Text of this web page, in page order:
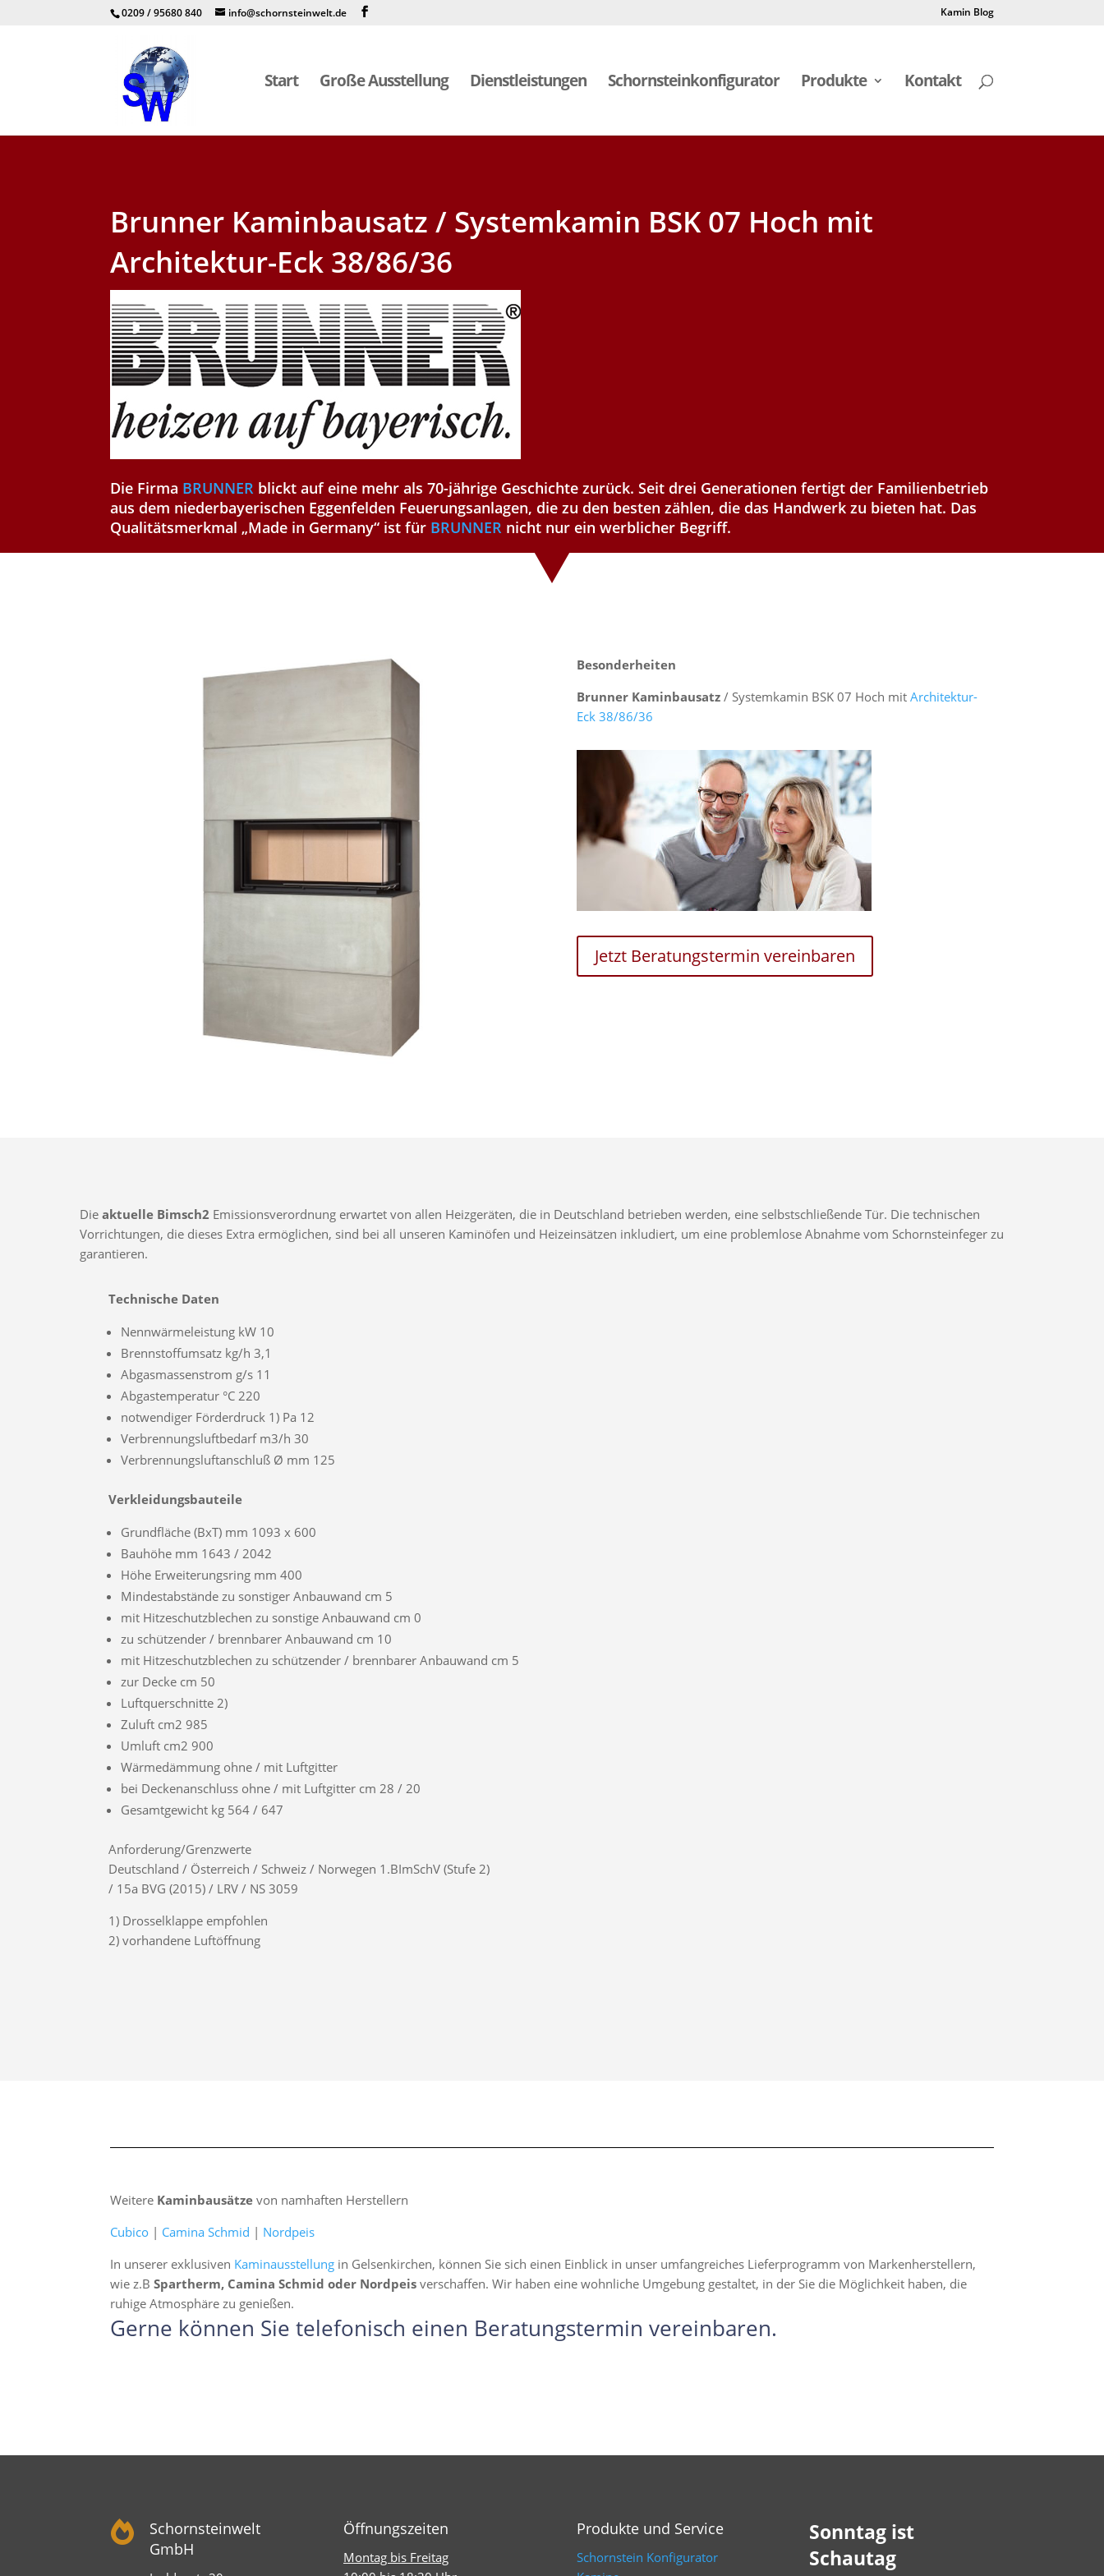
0209 / 95680 840 info@schornsteinwelt.de Kamin Blog
Start Große Ausstellung Dienstleistungen Schornsteinkonfigurator Produkte Kontakt
Brunner Kaminbausatz / Systemkamin BSK 07 Hoch mit
Architektur-Eck 38/86/36
Die Firma BRUNNER blickt auf eine mehr als 70-jährige Geschichte zurück. Seit drei Generationen fertigt der Familienbetrieb
aus dem niederbayerischen Eggenfelden Feuerungsanlagen, die zu den besten zählen, die das Handwerk zu bieten hat. Das
Qualitätsmerkmal „Made in Germany“ ist für BRUNNER nicht nur ein werblicher Begriff.
Besonderheiten
Brunner Kaminbausatz/ Systemkamin BSK 07 Hoch mit Architektur-
Eck 38/86/36
Jetzt Beratungstermin vereinbaren
Die aktuelle Bimsch2 Emissionsverordnung erwartet von allen Heizgeräten, die in Deutschland betrieben werden, eine selbstschließende Tür. Die technischen
Vorrichtungen, die dieses Extra ermöglichen, sind bei all unseren Kaminöfen und Heizeinsätzen inkludiert, um eine problemlose Abnahme vom Schornsteinfeger zu
garantieren.
Technische Daten
Nennwärmeleistung kW 10
Brennstoffumsatz kg/h 3,1
Abgasmassenstrom g/s 11
Abgastemperatur °C 220
notwendiger Förderdruck 1) Pa 12
Verbrennungsluftbedarf m3/h 30
Verbrennungsluftanschluß Ø mm 125
Verkleidungsbauteile
Grundfläche (BxT) mm 1093 x 600
Bauhöhe mm 1643 / 2042
Höhe Erweiterungsring mm 400
Mindestabstände zu sonstiger Anbauwand cm 5
mit Hitzeschutzblechen zu sonstige Anbauwand cm 0
zu schützender / brennbarer Anbauwand cm 10
mit Hitzeschutzblechen zu schützender / brennbarer Anbauwand cm 5
zur Decke cm 50
Luftquerschnitte 2)
Zuluft cm2 985
Umluft cm2 900
Wärmedämmung ohne / mit Luftgitter
bei Deckenanschluss ohne / mit Luftgitter cm 28 / 20
Gesamtgewicht kg 564 / 647
Anforderung/Grenzwerte
Deutschland / Österreich / Schweiz / Norwegen 1.BImSchV (Stufe 2)
/ 15a BVG (2015) / LRV / NS 3059
1) Drosselklappe empfohlen
2) vorhandene Luftöffnung
Weitere Kaminbausätze von namhaften Herstellern
Cubico | Camina Schmid | Nordpeis
In unserer exklusiven Kaminausstellung in Gelsenkirchen, können Sie sich einen Einblick in unser umfangreiches Lieferprogramm von Markenherstellern,
wie z.BSpartherm, Camina Schmid oder Nordpeis verschaffen. Wir haben eine wohnliche Umgebung gestaltet, in der Sie die Möglichkeit haben, die
ruhige Atmosphäre zu genießen.
Gerne können Sie telefonisch einen Beratungstermin vereinbaren.

Schornsteinwelt
GmbH
Öffnungszeiten
Montag bis Freitag
Produkte und Service
Schornstein Konfigurator
Sonntag ist
Schautag